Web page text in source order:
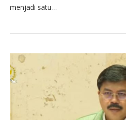
menjadi satu…